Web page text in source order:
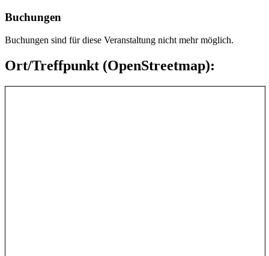
Buchungen
Buchungen sind für diese Veranstaltung nicht mehr möglich.
Ort/Treffpunkt (OpenStreetmap):